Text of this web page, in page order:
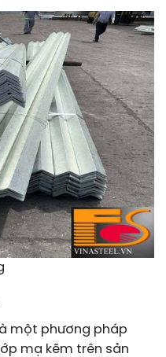
một phương pháp
mạ kẽm trên sản